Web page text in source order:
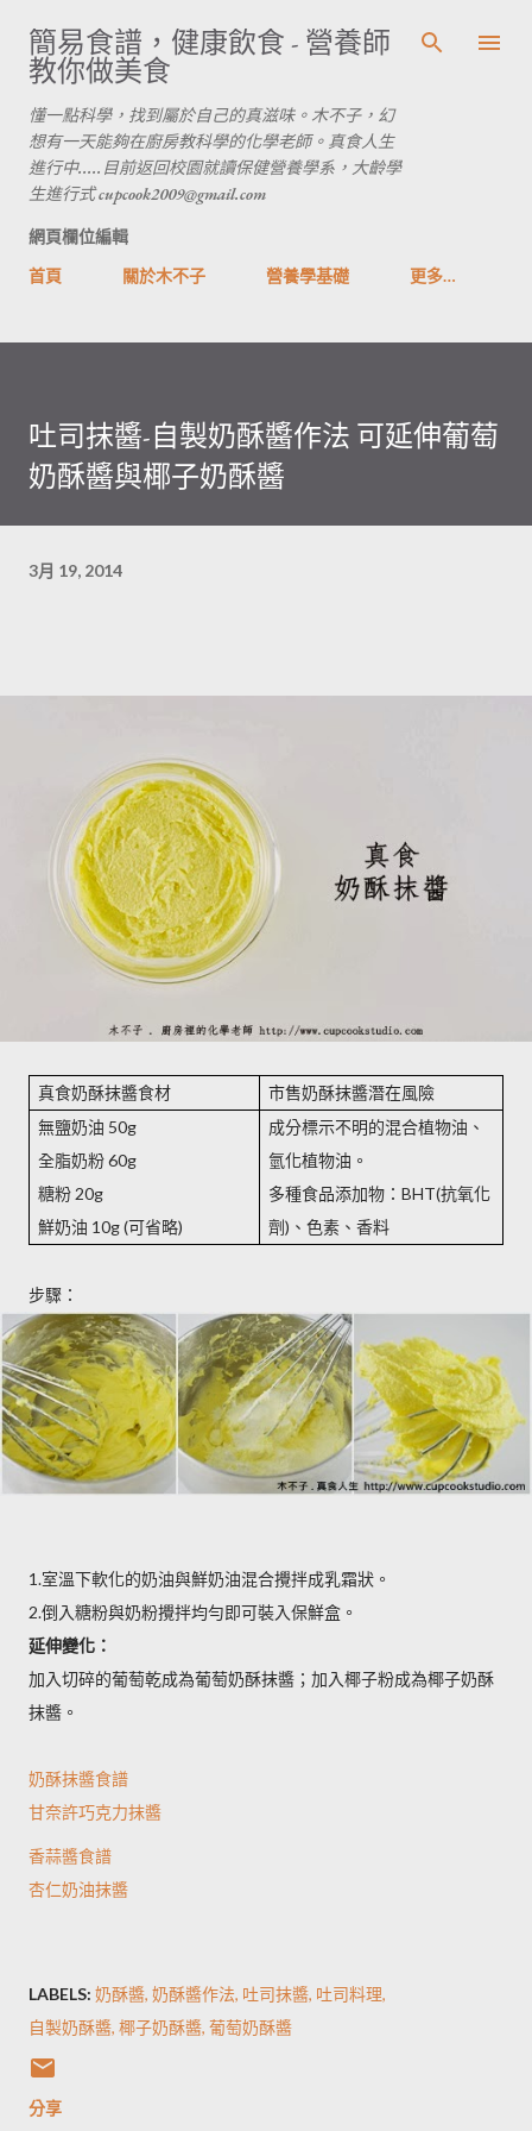
跳到主要內容
簡易食譜，健康飲食 - 營養師
教你做美食
懂一點科學，找到屬於自己的真滋味。木不子，幻
想有一天能夠在廚房教科學的化學老師。真食人生
進行中.....目前返回校園就讀保健營養學系，大齡學
生進行式 cupcook2009@gmail.com
網頁欄位編輯
首頁
關於木不子 營養學基礎 更多…
吐司抹醬-自製奶酥醬作法 可延伸葡萄
奶酥醬與椰子奶酥醬
3月 19, 2014
真食奶酥抹醬食材
市售奶酥抹醬潛在風險
無鹽奶油 50g
全脂奶粉60g
糖粉 20g
鮮奶油 10g (可省略)
成分標示不明的混合植物油、
氫化植物油。
多種食品添加物：BHT(抗氧化
劑) 、色素、香料
步驟：
1.室溫下軟化的奶油與鮮奶油混合攪拌成乳霜狀。
2.倒入糖粉與奶粉攪拌均勻即可裝入保鮮盒。
延伸變化：
加入切碎的葡萄乾成為葡萄奶酥抹醬；加入椰子粉成為椰子奶酥
抹醬。
奶酥抹醬食譜
甘奈許巧克力抹醬
香蒜醬食譜
杏仁奶油抹醬
LABELS: 奶酥醬 奶酥醬作法 吐司抹醬 吐司料理
自製奶酥醬 椰子奶酥醬 葡萄奶酥醬
分享